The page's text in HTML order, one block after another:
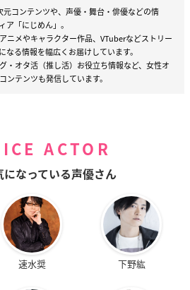
コンテンツや、声優・舞台・俳優などの情
ア「にじめん」。
ニメやキャラクター作品、VTuberなどストリー
る情報を幅広くお届けしています。
・オタ活（推し活）お役立ち情報など、女性オ
ンテンツも発信しています。
ACTOR
になっている声優さん
速水奨 下野紘